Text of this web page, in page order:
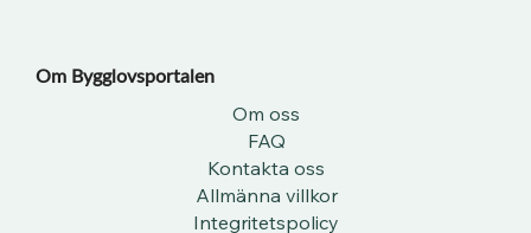
Om Bygglovsportalen​
Om oss
FAQ
Kontakta oss
Allmänna villkor
Integritetspolicy